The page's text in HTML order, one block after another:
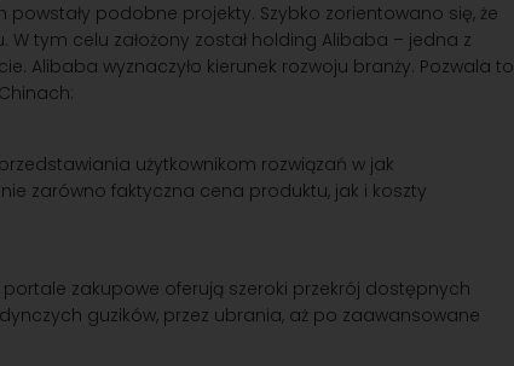
podobne projekty. Szybko zorientowano się, że
tym celu założony został holding Alibaba – jedna z
Alibaba wyznaczyło kierunek rozwoju branży. Pozwala to
użytkownikom rozwiązań w jak
zarówno faktyczna cena produktu, jak i koszty
zakupowe oferują szeroki przekrój dostępnych
guzików, przez ubrania, aż po zaawansowane